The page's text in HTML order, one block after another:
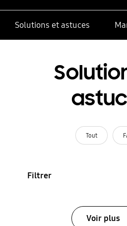
Solutions et astuces
Tout
Filtrer
Voir plus